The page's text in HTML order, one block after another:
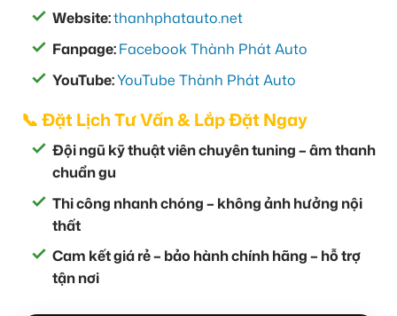
Website:thanhphatauto.net
Fanpage:Facebook Thành Phát Auto
YouTube:YouTube Thành Phát Auto
📞 Đặt Lịch Tư Vấn & Lắp Đặt Ngay
Đội ngũ kỹ thuật viên chuyên tuning – âm thanh
chuẩn gu
Thi công nhanh chóng – không ảnh hưởng nội
thất
Cam kết giá rẻ – bảo hành chính hãng – hỗ trợ
tận nơi